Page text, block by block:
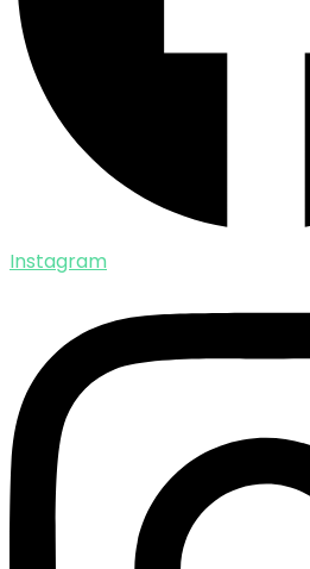
Instagram